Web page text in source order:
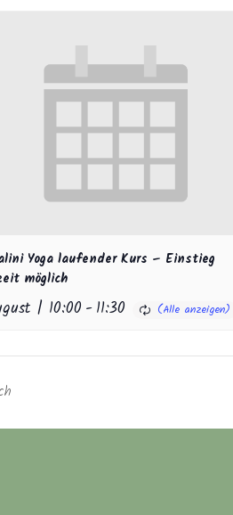
Yoga laufender Kurs – Einstieg
möglich
| 10:00 -11:30